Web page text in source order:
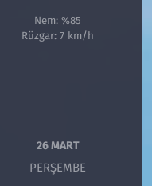
Nem: %85
Rüzgar: 7 km/h
26 MART
PERŞEMBE